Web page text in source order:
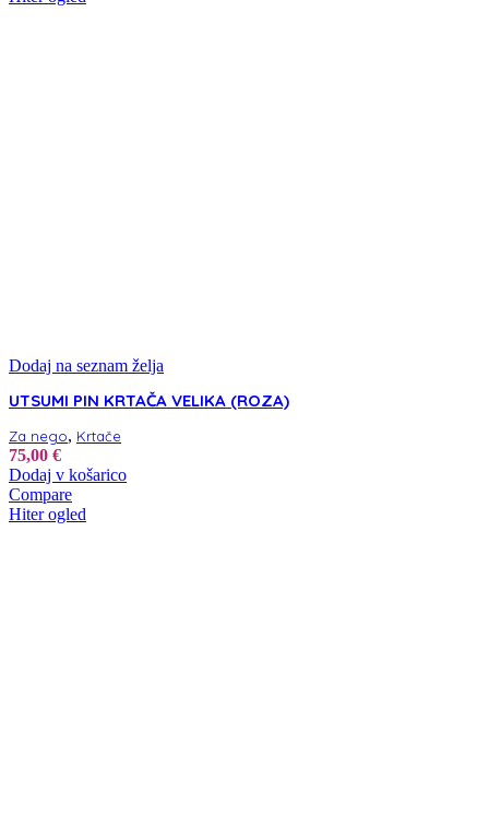
Dodaj na seznam želja
UTSUMI PIN KRTAČA VELIKA (ROZA)
Za nego, Krtače
75,00 €
Dodaj v košarico
Compare
Hiter ogled